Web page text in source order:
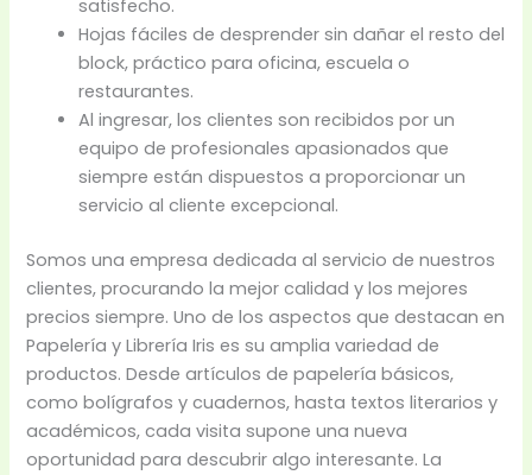
satisfecho.
Hojas fáciles de desprender sin dañar el resto del
block, práctico para oficina, escuela o
restaurantes.
Al ingresar, los clientes son recibidos por un
equipo de profesionales apasionados que
siempre están dispuestos a proporcionar un
servicio al cliente excepcional.
Somos una empresa dedicada al servicio de nuestros
clientes, procurando la mejor calidad y los mejores
precios siempre. Uno de los aspectos que destacan en
Papelería y Librería Iris es su amplia variedad de
productos. Desde artículos de papelería básicos,
como bolígrafos y cuadernos, hasta textos literarios y
académicos, cada visita supone una nueva
oportunidad para descubrir algo interesante. La